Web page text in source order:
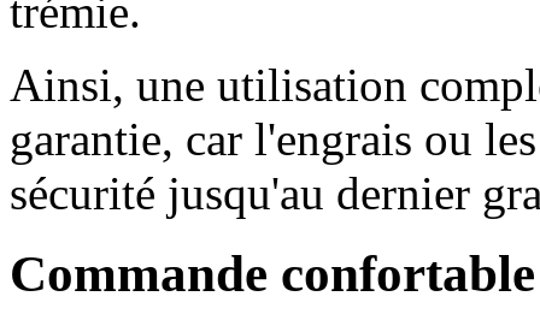
trémie.
Ainsi, une utilisation
garantie, car l'engrais ou
sécurité jusqu'au dernier
Commande confortable